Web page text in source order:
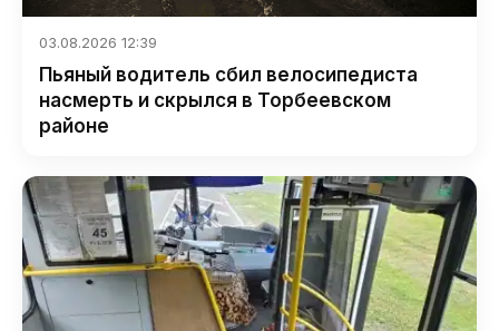
03.08.2026 12:39
Пьяный водитель сбил велосипедиста
насмерть и скрылся в Торбеевском
районе